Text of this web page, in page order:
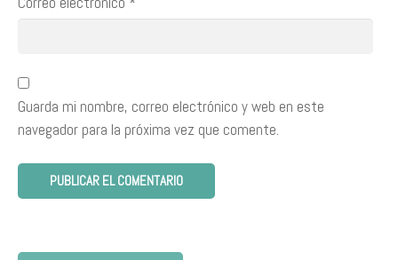
Guarda mi nombre, correo electrónico y web en este
navegador para la próxima vez que comente.